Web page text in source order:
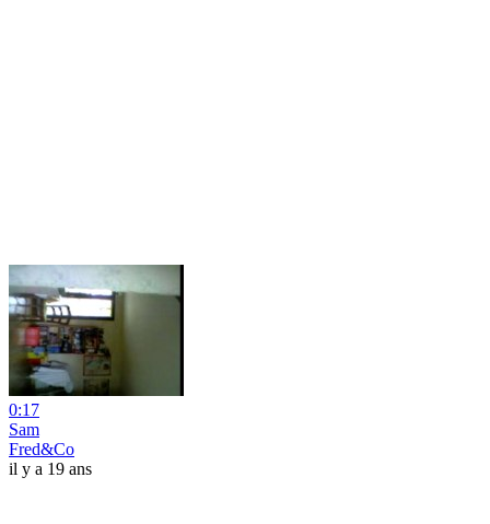
0:17
Sam
Fred&Co
il y a 19 ans